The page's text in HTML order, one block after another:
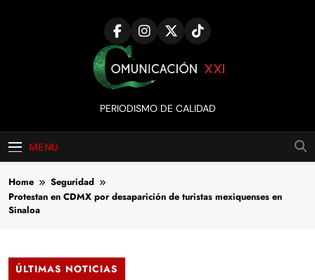
Comunicación
XXI
PERIODISMO DE CALIDAD
MENU
Home
Seguridad
Protestan en CDMX por desaparición de turistas mexiquenses en
Sinaloa
ÚLTIMAS NOTICIAS